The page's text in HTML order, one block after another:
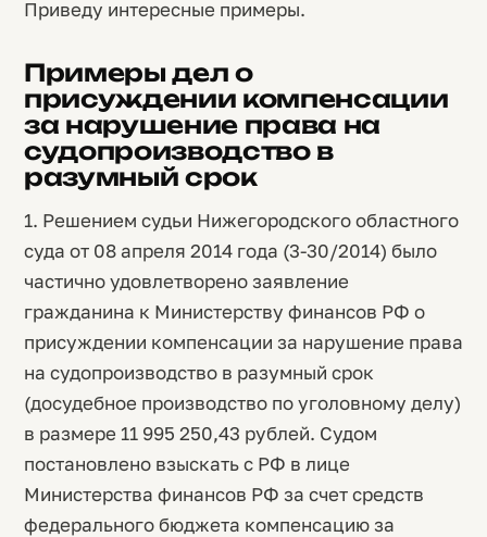
Приведу интересные примеры.
Примеры дел о
присуждении компенсации
за нарушение права на
судопроизводство в
разумный срок
1. Решением судьи Нижегородского областного
суда от 08 апреля 2014 года (3-30/2014) было
частично удовлетворено заявление
гражданина к Министерству финансов РФ о
присуждении компенсации за нарушение права
на судопроизводство в разумный срок
(досудебное производство по уголовному делу)
в размере 11 995 250,43 рублей. Судом
постановлено взыскать с РФ в лице
Министерства финансов РФ за счет средств
федерального бюджета компенсацию за